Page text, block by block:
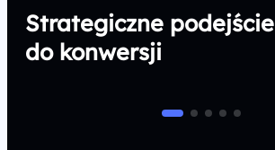
Strategiczne podejście
do konwersji